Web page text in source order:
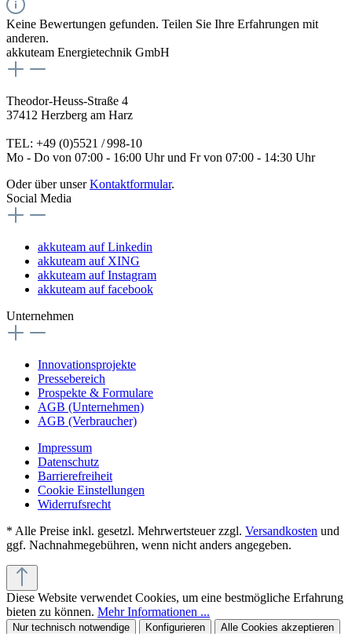
Keine Bewertungen gefunden. Teilen Sie Ihre Erfahrungen mit
anderen.
akkuteam Energietechnik GmbH
Theodor-Heuss-Straße 4
37412 Herzberg am Harz
TEL: +49 (0)5521 / 998-10
Mo - Do von 07:00 - 16:00 Uhr und Fr von 07:00 - 14:30 Uhr
Oder über unserKontaktformular.
Social Media
akkuteam auf Linkedin
akkuteam auf XING
akkuteam auf Instagram
akkuteam auf facebook
Unternehmen
Innovationsprojekte
Pressebereich
Prospekte & Formulare
AGB (Unternehmen)
AGB (Verbraucher)
Impressum
Datenschutz
Barrierefreiheit
Cookie Einstellungen
Widerrufsrecht
* Alle Preise inkl. gesetzl. Mehrwertsteuer zzgl. Versandkosten und
ggf. Nachnahmegebühren, wenn nicht anders angegeben.
Diese Website verwendet Cookies, um eine bestmögliche Erfahrung
bieten zu können. Mehr Informationen ...
Nur technisch notwendige Konfigurieren Alle Cookies akzeptieren